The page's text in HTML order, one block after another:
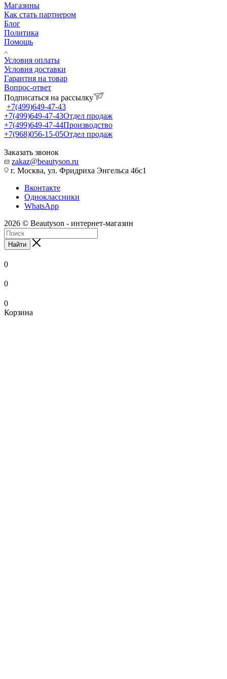
Магазины
Как стать партнером
Блог
Политика
Помощь
Условия оплаты
Условия доставки
Гарантия на товар
Вопрос-ответ
Подписаться на рассылку
+7(499)649-47-43
+7(499)649-47-43Отдел продаж
+7(499)649-47-44Производство
+7(968)056-15-05Отдел продаж
Заказать звонок
zakaz@beautyson.ru
г. Москва, ул. Фридриха Энгельса 46с1
Вконтакте
Одноклассники
WhatsApp
2026 © Beautyson - интернет-магазин
Найти
0
0
0
Корзина